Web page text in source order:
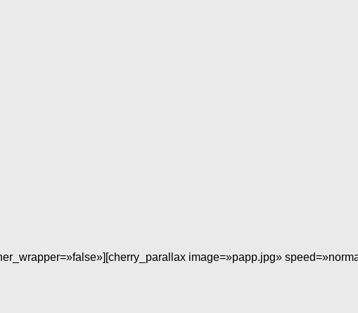
image=»papp.jpg»